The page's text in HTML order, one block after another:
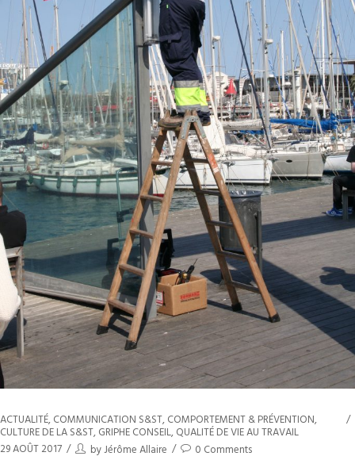
ACTUALITÉ,COMMUNICATION S&ST,COMPORTEMENT & PRÉVENTION,
CULTURE DE LA S&ST,GRIPHE CONSEIL,QUALITÉ DE VIE AU TRAVAIL
29 AOÛT 2017
byJérôme Allaire 0 Comments